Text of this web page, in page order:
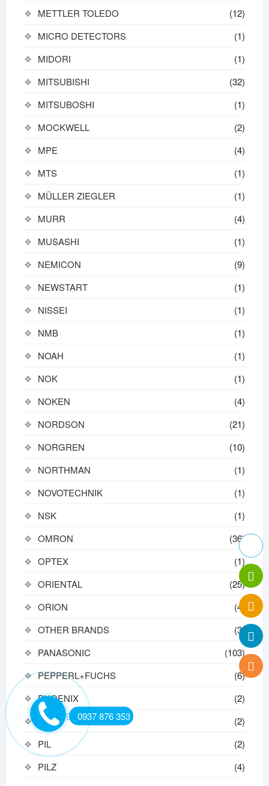
METTLER TOLEDO
(12)
MICRO DETECTORS
(1)
MIDORI
(1)
MITSUBISHI
(32)
MITSUBOSHI
(1)
MOCKWELL
(2)
MPE
(4)
MTS
(1)
MÜLLER ZIEGLER
(1)
MURR
(4)
MUSASHI
(1)
NEMICON
(9)
NEWSTART
(1)
NISSEI
(1)
NMB
(1)
NOAH
(1)
NOK
(1)
NOKEN
(4)
NORDSON
(21)
NORGREN
(10)
NORTHMAN
(1)
NOVOTECHNIK
(1)
NSK
(1)
OMRON
(36)
OPTEX
(1)
ORIENTAL
(25)
ORION
(4)
OTHER BRANDS
(3)
PANASONIC
(103)
PEPPERL+FUCHS
(6)
PHOENIX
(2)
PIAB
(2)
PIL
(2)
PILZ
(4)
0937 876 353